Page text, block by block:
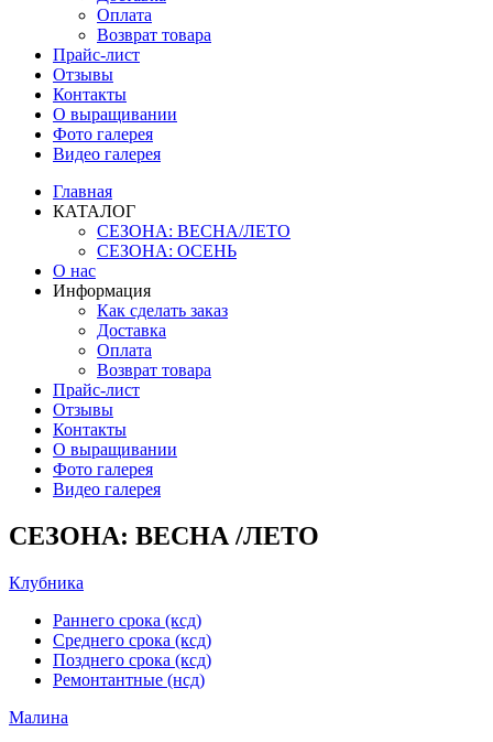
Оплата
Возврат товара
Прайс-лист
Отзывы
Контакты
О выращивании
Фото галерея
Видео галерея
Главная
КАТАЛОГ
СЕЗОНА: ВЕСНА/ЛЕТО
СЕЗОНА: ОСЕНЬ
О нас
Информация
Как сделать заказ
Доставка
Оплата
Возврат товара
Прайс-лист
Отзывы
Контакты
О выращивании
Фото галерея
Видео галерея
СЕЗОНА: ВЕСНА /ЛЕТО
Клубника
Раннего срока (ксд)
Среднего срока (ксд)
Позднего срока (ксд)
Ремонтантные (нсд)
Малина